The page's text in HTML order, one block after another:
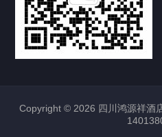
Copyright © 2026 四川鸿源祥酒